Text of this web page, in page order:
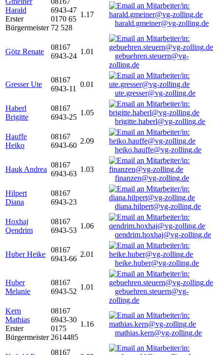
Harald
Erster
Bürgermeister
6943-47
0170 65
72 528
1.17
harald.gmeiner@vg-zolling.de
Götz Renate
08167
6943-24
1.01
gebuehren.steuern@vg-
zolling.de
Gresser Ute
08167
6943-11
0.01
ute.gresser@vg-zolling.de
Haberl
Brigitte
08167
6943-25
1.05
brigitte.haberl@vg-zolling.de
Hauffe
Heiko
08167
6943-60
2.09
heiko.hauffe@vg-zolling.de
Hauk Andrea
08167
6943-63
1.03
finanzen@vg-zolling.de
Hilpert
Diana
08167
6943-23
diana.hilpert@vg-zolling.de
Hoxhaj
Qendrim
08167
6943-53
1.06
qendrim.hoxhaj@vg-zolling.de
Huber Heike
08167
6943-66
2.01
heike.huber@vg-zolling.de
Huber
Melanie
08167
6943-52
1.01
gebuehren.steuern@vg-
zolling.de
Kern
Mathias
Erster
Bürgermeister
08167
6943-30
0175
2614485
1.16
mathias.kern@vg-zolling.de
08167